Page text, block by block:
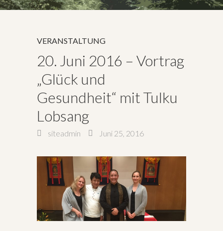
VERANSTALTUNG
20. Juni 2016 – Vortrag
„Glück und
Gesundheit“ mit Tulku
Lobsang
siteadmin Juni 25, 2016